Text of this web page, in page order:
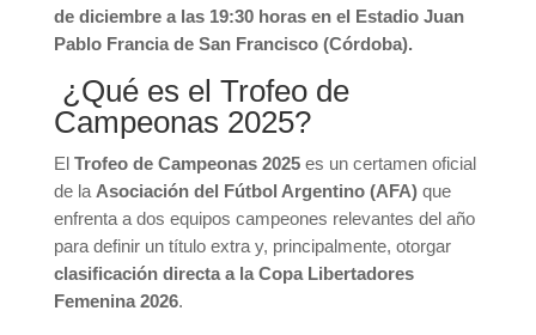
de diciembre a las 19:30 horas en el Estadio Juan
Pablo Francia de San Francisco (Córdoba).
¿Qué es el Trofeo de
Campeonas 2025?
El Trofeo de Campeonas 2025es un certamen oficial
de la Asociación del Fútbol Argentino (AFA)que
enfrenta a dos equipos campeones relevantes del año
para definir un título extra y, principalmente, otorgar
clasificación directa a la Copa Libertadores
Femenina 2026.